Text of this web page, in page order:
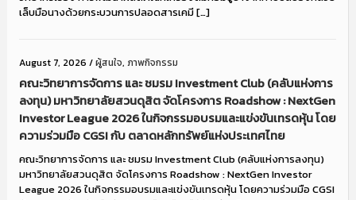
เล็บมือนางด้วยกระบวนการปลอดสารเคมี […]
August 7, 2026 /ผู้สนใจ, ภาพกิจกรรม
คณะวิทยาการจัดการ และ ชมรม Investment Club (คลับแห่งการ
ลงทุน) มหาวิทยาลัยสวนดุสิต จัดโครงการ Roadshow : NextGen
Investor League 2026 ในกิจกรรมอบรมและแข่งขันเทรดหุ้น โดย
ความร่วมมือ CGSI กับ ตลาดหลักทรัพย์แห่งประเทศไทย
คณะวิทยาการจัดการ และ ชมรม Investment Club (คลับแห่งการลงทุน)
มหาวิทยาลัยสวนดุสิต จัดโครงการ Roadshow : NextGen Investor
League 2026 ในกิจกรรมอบรมและแข่งขันเทรดหุ้น โดยความร่วมมือ CGSI